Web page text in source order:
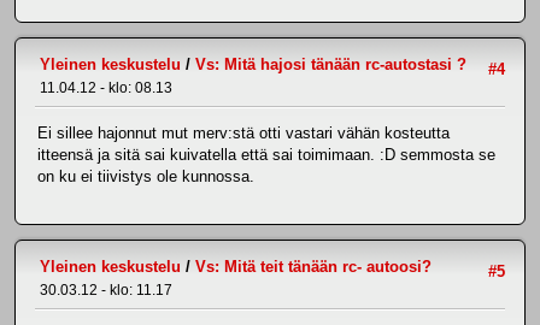
#4
Yleinen keskustelu / Vs: Mitä hajosi tänään rc-autostasi ?
11.04.12 - klo: 08.13
Ei sillee hajonnut mut merv:stä otti vastari vähän kosteutta
itteensä ja sitä sai kuivatella että sai toimimaan. :D semmosta se
on ku ei tiivistys ole kunnossa.
#5
Yleinen keskustelu / Vs: Mitä teit tänään rc- autoosi?
30.03.12 - klo: 11.17